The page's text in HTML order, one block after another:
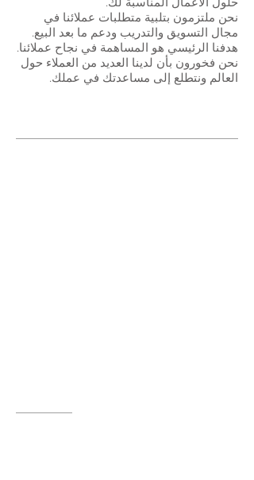
حلول الأعمال المناسبة لك.
نحن ملتزمون بتلبية متطلبات عملائنا في
مجال التسويق والتدريب ودعم ما بعد البيع.
هدفنا الرئيسي هو المساهمة في نجاح عملائنا.
نحن فخورون بأن لدينا العديد من العملاء حول
العالم ونتطلع إلى مساعدتك في عملك.